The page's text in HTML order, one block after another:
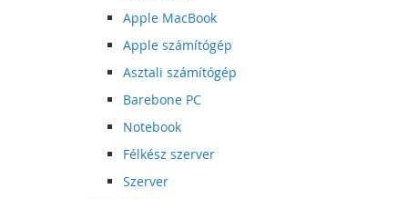
Apple MacBook
Apple számítógép
Asztali számítógép
Barebone PC
Notebook
Félkész szerver
Szerver